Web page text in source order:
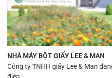
NHÀ MÁY BỘT GIẤY LEE & MAN
Công ty TNHH giấy Lee & Man